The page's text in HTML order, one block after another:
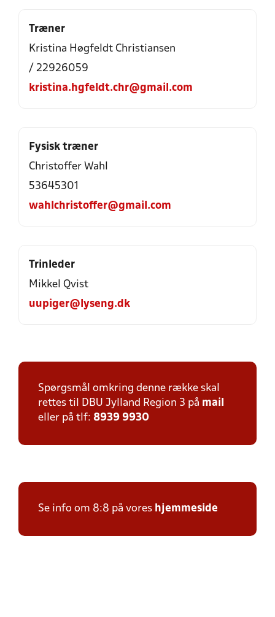
Træner
Kristina Høgfeldt Christiansen
/ 22926059
kristina.hgfeldt.chr@gmail.com
Fysisk træner
Christoffer Wahl
53645301
wahlchristoffer@gmail.com
Trinleder
Mikkel Qvist
uupiger@lyseng.dk
Spørgsmål omkring denne række skal
rettes til DBU Jylland Region 3 på mail
eller på tlf: 8939 9930
Se info om 8:8 på vores hjemmeside